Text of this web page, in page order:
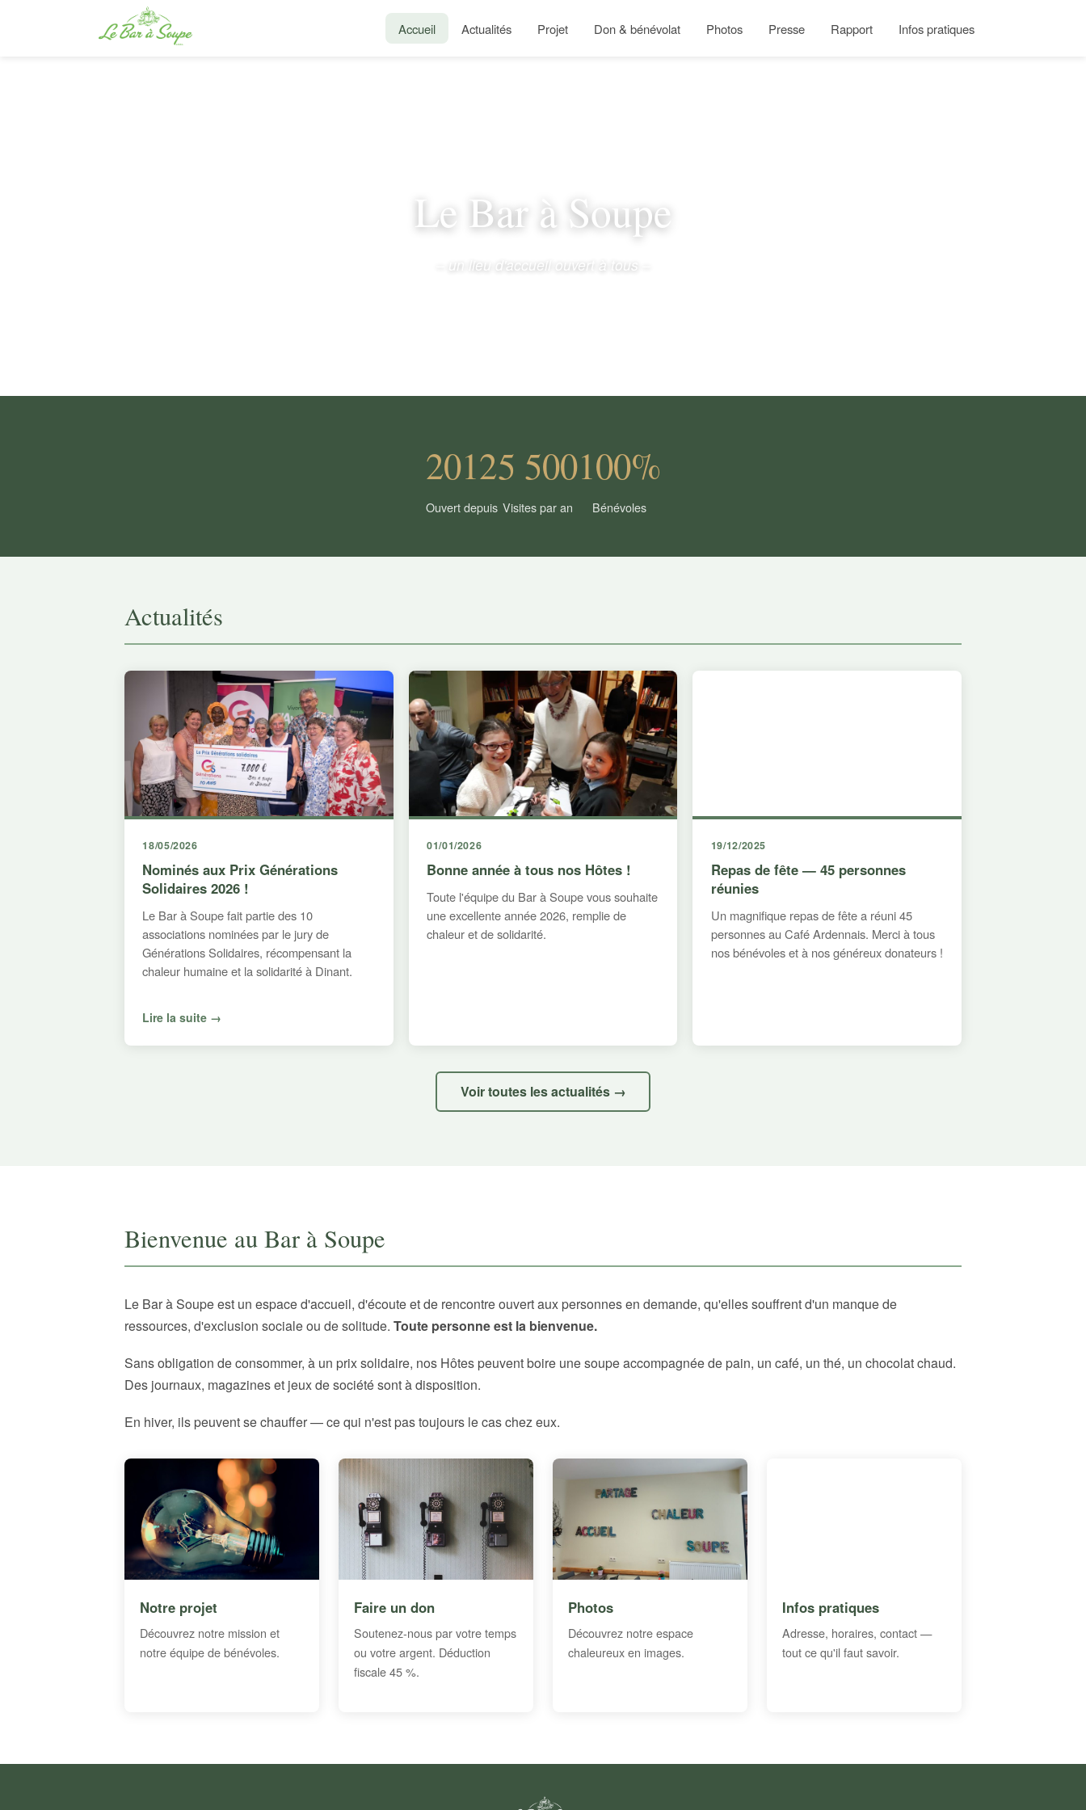
Accueil Actualités Projet Don & bénévolat Photos Presse Rapport Infos pratiques
Le Bar à Soupe
– un lieu d'accueil ouvert à tous –
2012
Ouvert depuis
5 500
Visites par an
100%
Bénévoles
Actualités
18/05/2026
Nominés aux Prix Générations
Solidaires 2026 !
Le Bar à Soupe fait partie des 10
associations nominées par le jury de
Générations Solidaires, récompensant la
chaleur humaine et la solidarité à Dinant.
Lire la suite →
01/01/2026
Bonne année à tous nos Hôtes !
Toute l'équipe du Bar à Soupe vous souhaite
une excellente année 2026, remplie de
chaleur et de solidarité.
19/12/2025
Repas de fête — 45 personnes
réunies
Un magnifique repas de fête a réuni 45
personnes au Café Ardennais. Merci à tous
nos bénévoles et à nos généreux donateurs !
Voir toutes les actualités →
Bienvenue au Bar à Soupe
Le Bar à Soupe est un espace d'accueil, d'écoute et de rencontre ouvert aux personnes en demande, qu'elles souffrent d'un manque de
ressources, d'exclusion sociale ou de solitude. Toute personne est la bienvenue.
Sans obligation de consommer, à un prix solidaire, nos Hôtes peuvent boire une soupe accompagnée de pain, un café, un thé, un chocolat chaud.
Des journaux, magazines et jeux de société sont à disposition.
En hiver, ils peuvent se chauffer — ce qui n'est pas toujours le cas chez eux.
Notre projet
Découvrez notre mission et
notre équipe de bénévoles.
Faire un don
Soutenez-nous par votre temps
ou votre argent. Déduction
fiscale 45 %.
Photos
Découvrez notre espace
chaleureux en images.
Infos pratiques
Adresse, horaires, contact —
tout ce qu'il faut savoir.